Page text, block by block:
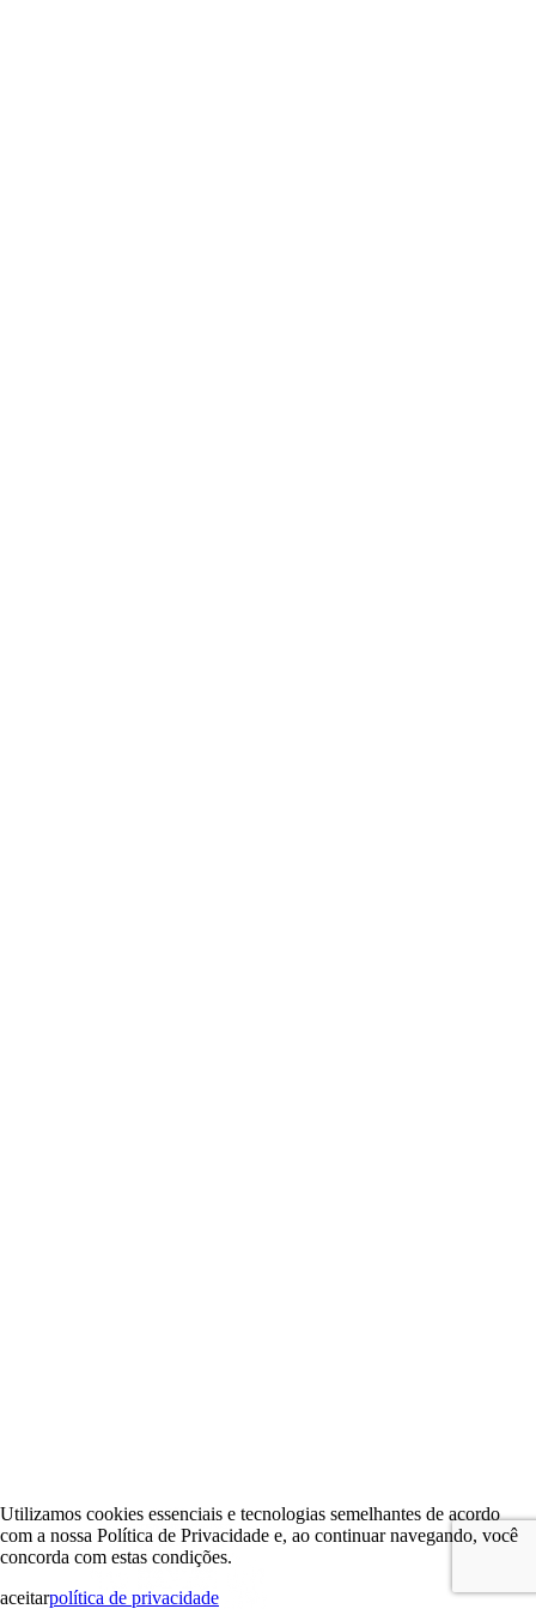
Utilizamos cookies essenciais e tecnologias semelhantes de acordo
com a nossa Política de Privacidade e, ao continuar navegando, você
concorda com estas condições.
aceitarpolítica de privacidade